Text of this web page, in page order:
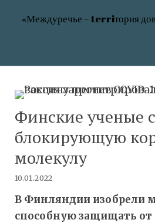
«Междуречье – terriтория
Финские ученые
блокирующую
молекулу
10.01.2022
В Финляндии изобрели
способную защищать